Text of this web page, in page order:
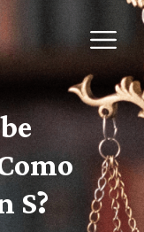
S?